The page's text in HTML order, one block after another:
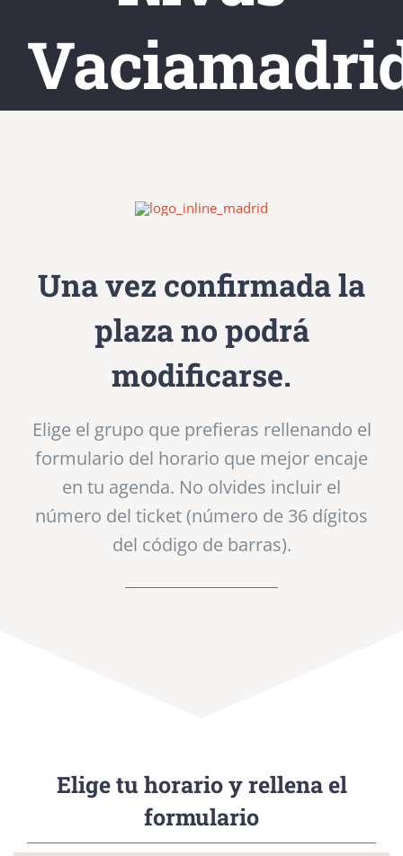
Una vez confirmada la
plaza no podrá
modificarse.
Elige el grupo que prefieras rellenando el
formulario del horario que mejor encaje
en tu agenda. No olvides incluir el
número del ticket (número de 36 dígitos
del código de barras).
Elige tu horario y rellena el
formulario